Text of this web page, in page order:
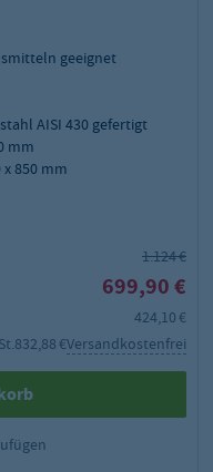
geeignet
AISI 430 gefertigt
mm
x 850 mm
1.124 €
699,90 €
424,10 €
832,88 €Versandkostenfrei